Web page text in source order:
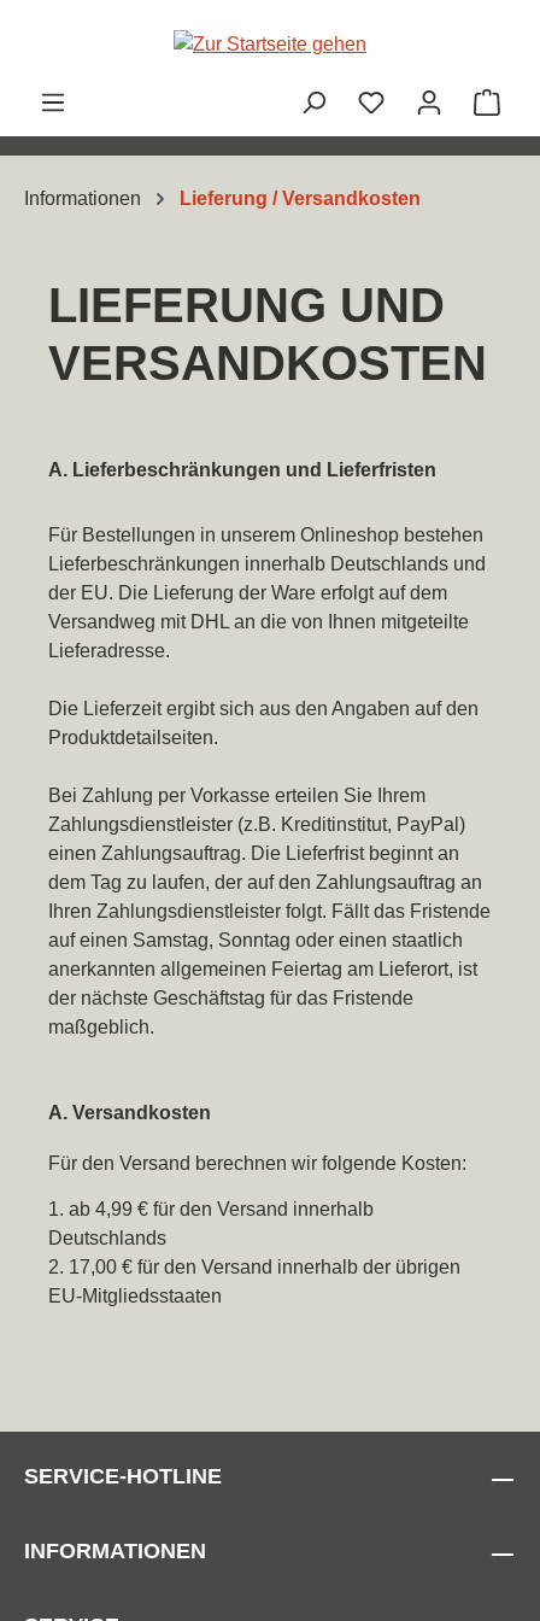
Zum Hauptinhalt springen
Informationen Lieferung / Versandkosten
LIEFERUNG UND
VERSANDKOSTEN
A. Lieferbeschränkungen und Lieferfristen
Für Bestellungen in unserem Onlineshop bestehen
Lieferbeschränkungen innerhalb Deutschlands und
der EU. Die Lieferung der Ware erfolgt auf dem
Versandweg mit DHL an die von Ihnen mitgeteilte
Lieferadresse.
Die Lieferzeit ergibt sich aus den Angaben auf den
Produktdetailseiten.
Bei Zahlung per Vorkasse erteilen Sie Ihrem
Zahlungsdienstleister (z.B. Kreditinstitut, PayPal)
einen Zahlungsauftrag. Die Lieferfrist beginnt an
dem Tag zu laufen, der auf den Zahlungsauftrag an
Ihren Zahlungsdienstleister folgt. Fällt das Fristende
auf einen Samstag, Sonntag oder einen staatlich
anerkannten allgemeinen Feiertag am Lieferort, ist
der nächste Geschäftstag für das Fristende
maßgeblich.
A. Versandkosten
Für den Versand berechnen wir folgende Kosten:
1. ab 4,99 € für den Versand innerhalb
Deutschlands
2. 17,00 € für den Versand innerhalb der übrigen
EU-Mitgliedsstaaten
SERVICE-HOTLINE
INFORMATIONEN